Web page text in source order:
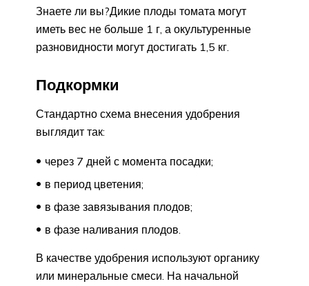
Знаете ли вы?Дикие плоды томата могут
иметь вес не больше 1 г, а окультуренные
разновидности могут достигать 1,5 кг.
Подкормки
Стандартно схема внесения удобрения
выглядит так:
через 7 дней с момента посадки;
в период цветения;
в фазе завязывания плодов;
в фазе наливания плодов.
В качестве удобрения используют органику
или минеральные смеси. На начальной